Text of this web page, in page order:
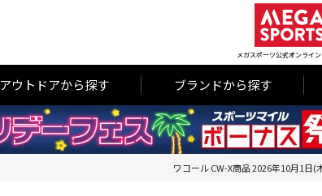
メガスポーツ公式オンライ
アウトドアから探す ブランドから探す
ワコール CW-X商品 2026年10月1日(